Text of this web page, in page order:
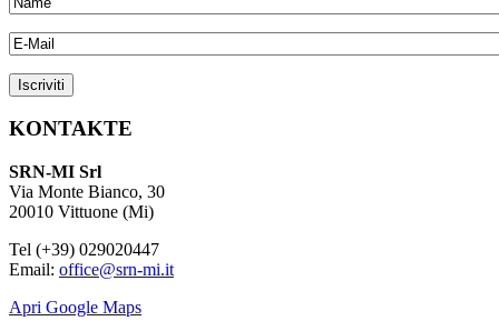
KONTAKTE
SRN-MI Srl
Via Monte Bianco, 30
20010 Vittuone (Mi)
Tel (+39) 029020447
Email: office@srn-mi.it
Apri Google Maps